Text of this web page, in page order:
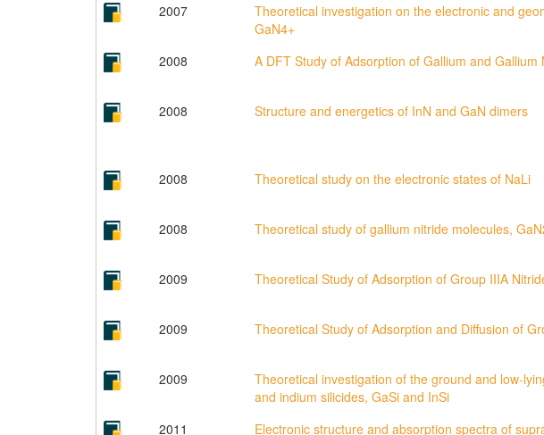
2007
Theoretical investigation on the electronic and
GaN4+
2008
A DFT Study of Adsorption of Gallium and Gallium
2008
Structure and energetics of InN and GaN dimers
2008
Theoretical study on the electronic states of NaLi
2008
Theoretical study of gallium nitride molecules,
2009
Theoretical Study of Adsorption of Group IIIA
2009
Theoretical Study of Adsorption and Diffusion of
2009
Theoretical investigation of the ground and low-
and indium silicides, GaSi and InSi
2011
Electronic structure and absorption spectra of